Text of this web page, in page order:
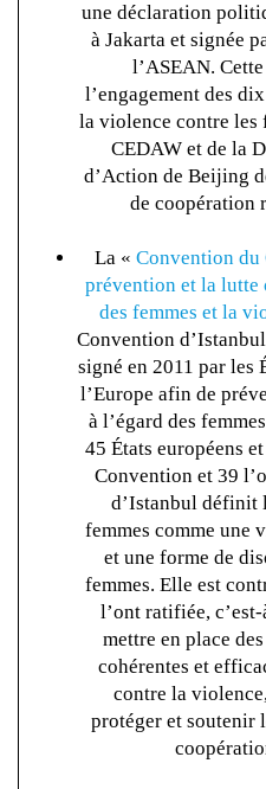
une déclaration
à Jakarta et signée
l’ASEAN.
l’engagement des
la violence contre les
CEDAW et de la
d’Action de Beijing
de coopération
La « Convention du
prévention et la lutte
des femmes et la
Convention
signé en 2011 par les
l’Europe afin de
à l’égard des
45 États européens
Convention et 39
d’Istanbul définit
femmes comme une
et une forme de
femmes. Elle est
l’ont ratifiée,
mettre en place
cohérentes et
contre la
protéger et soutenir